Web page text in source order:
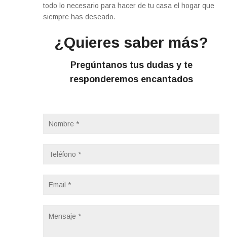
todo lo necesario para hacer de tu casa el hogar que
siempre has deseado.
¿Quieres saber más?
Pregúntanos tus dudas y te
responderemos encantados